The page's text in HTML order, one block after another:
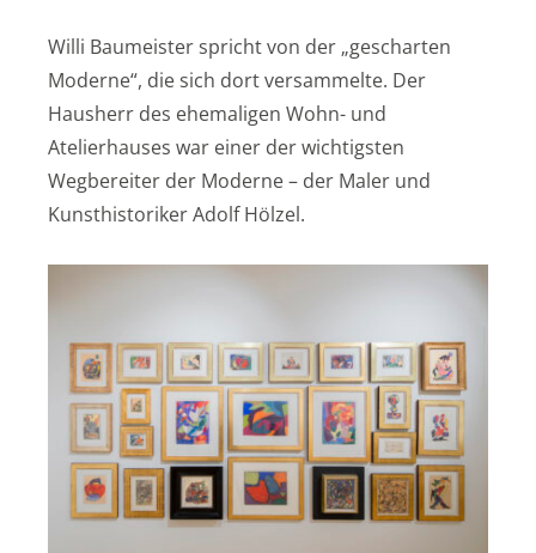
Willi Baumeister spricht von der „gescharten
Moderne“, die sich dort versammelte. Der
Hausherr des ehemaligen Wohn- und
Atelierhauses war einer der wichtigsten
Wegbereiter der Moderne – der Maler und
Kunsthistoriker Adolf Hölzel.